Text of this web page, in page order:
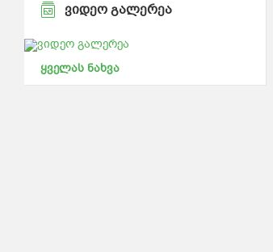
ᲕᲘᲓᲔᲝ ᲒᲐᲚᲔᲠᲔᲐ
ყველას ნახვა